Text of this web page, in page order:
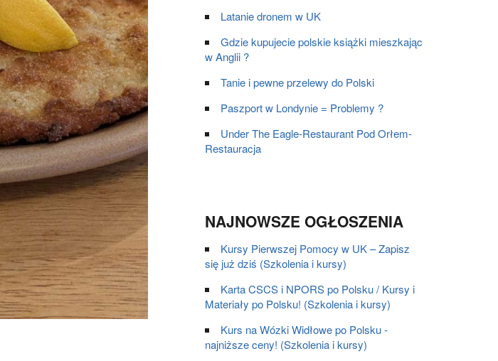
Latanie dronem w UK
Gdzie kupujecie polskie książki mieszkając
w Anglii ?
Tanie i pewne przelewy do Polski
Paszport w Londynie = Problemy ?
Under The Eagle-Restaurant Pod Orłem-
Restauracja
NAJNOWSZE OGŁOSZENIA
Kursy Pierwszej Pomocy w UK – Zapisz
się już dziś (Szkolenia i kursy)
Karta CSCS i NPORS po Polsku / Kursy i
Materiały po Polsku! (Szkolenia i kursy)
Kurs na Wózki Widłowe po Polsku -
najniższe ceny! (Szkolenia i kursy)